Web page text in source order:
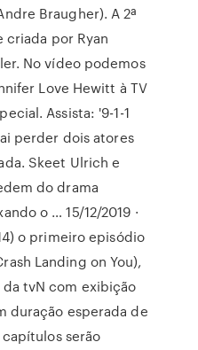
Braugher). A 2ª
criada por Ryan
No vídeo podemos
Love Hewitt à TV
Assista: '9-1-1
perder dois atores
Skeet Ulrich e
do drama
o … 15/12/2019 ·
o primeiro episódio
Landing on You),
tvN com exibição
duração esperada de
serão